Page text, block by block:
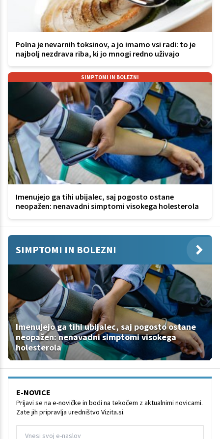
Polna je nevarnih toksinov, a jo imamo vsi radi: to je
najbolj nezdrava riba, ki jo mnogi redno uživajo
SIMPTOMI IN BOLEZNI
Imenujejo ga tihi ubijalec, saj pogosto ostane
neopažen: nenavadni simptomi visokega holesterola
SIMPTOMI IN BOLEZNI
Imenujejo ga tihi ubijalec, saj pogosto ostane
neopažen: nenavadni simptomi visokega
holesterola
E-NOVICE
Prijavi se na e-novičke in bodi na tekočem z aktualnimi novicami.
Zate jih pripravlja uredništvo Vizita.si.